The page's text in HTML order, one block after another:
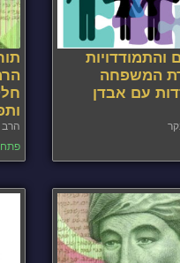
והתמודדויות
המשפחה
עם אבדן
הרב